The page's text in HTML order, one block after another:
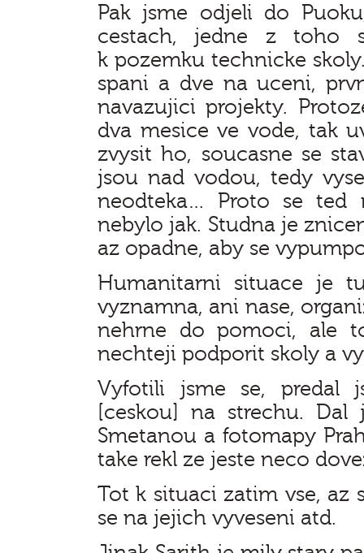
Pak jsme odjeli do
cestach, jedne z toho
k pozemku technicke
spani a dve na uceni,
navazujici projekty.
dva mesice ve vode, tak
zvysit ho, soucasne se
jsou nad vodou, tedy
neodteka… Proto se ted
nebylo jak. Studna je
az opadne, aby se
Humanitarni situace je
vyznamna, ani nase,
nehrne do pomoci, ale
nechteji podporit skoly a
Vyfotili jsme se, predal
[ceskou] na strechu. Dal
Smetanou a fotomapy
take rekl ze jeste neco
Tot k situaci zatim vse, az
se na jejich vyveseni atd.